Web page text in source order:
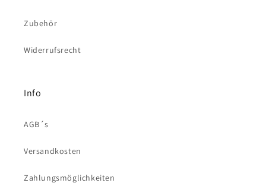
Zubehör
Widerrufsrecht
Info
AGB´s
Versandkosten
Zahlungsmöglichkeiten